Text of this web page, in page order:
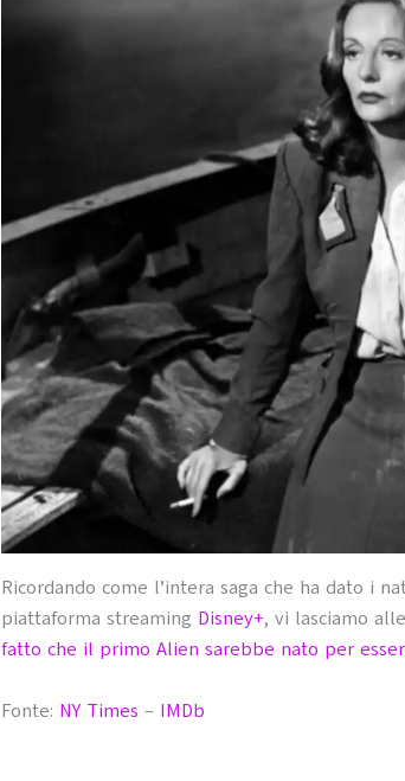
Ricordando come l’intera saga che ha dato i
piattaforma streaming Disney+, vi lasciamo
fatto che il primo Alien sarebbe nato per
Fonte: NY Times – IMDb